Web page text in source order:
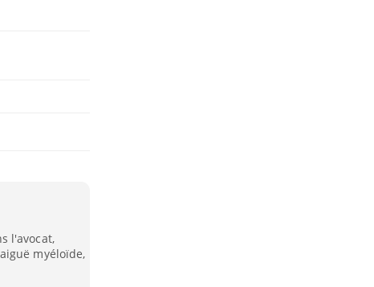
l'avocat,
myéloïde,